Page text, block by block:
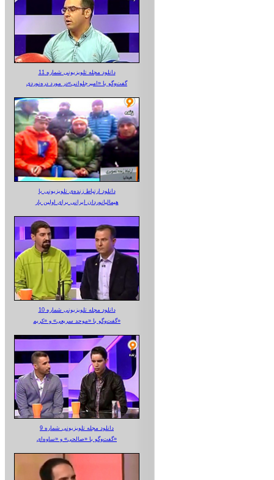
دانلود مجله تلویزیونی شماره 11
گفت‌وگو با «امیرجلوانی»در مورد دره‌نوردی
دانلود ارتباط زنده‌ی تلویزیونی‌ با
هیمالیانوردان ایرانی برای اولین بار
دانلود مجله تلویزیونی شماره 10
گفت‌وگو با «موحد سریعی» و «کریم»
دانلود مجله تلویزیونی شماره 9
گفت‌وگو با «صالحی» و «ساوه‌ای»